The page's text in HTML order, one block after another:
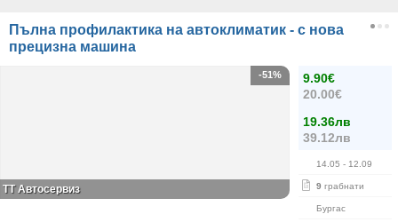
Пълна профилактика на автоклиматик - с нова
прецизна машина
9.90€
20.00€
19.36лв
39.12лв
14.05 - 12.09
9 грабнати
Бургас
-51%
TT Автосервиз